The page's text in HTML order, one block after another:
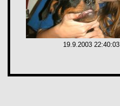
19.9.2003 22:40:03